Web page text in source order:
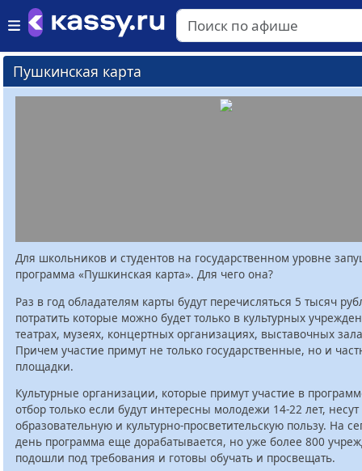
Пушкинская карта
Для школьников и студентов на государственном уровне
программа «Пушкинская карта». Для чего она?
Раз в год обладателям карты будут перечисляться 5 тысяч
потратить которые можно будет только в культурных
театрах, музеях, концертных организациях, выставочных
Причем участие примут не только государственные, но и
площадки.
Культурные организации, которые примут участие в
отбор только если будут интересны молодежи 14-22 лет,
образовательную и культурно-просветительскую пользу. На
день программа еще дорабатывается, но уже более 800
подошли под требования и готовы обучать и просвещать.